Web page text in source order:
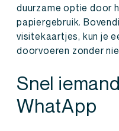
duurzame optie door
papiergebruik.
visitekaartjes, kun je
doorvoeren zonder
Snel
WhatApp